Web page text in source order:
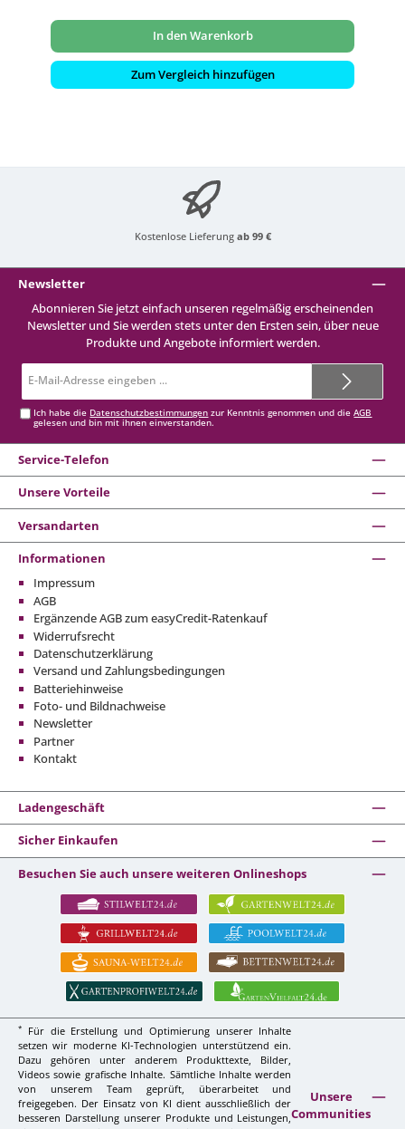
In den Warenkorb
Zum Vergleich hinzufügen
Kostenlose Lieferung ab 99 €
Newsletter
Abonnieren Sie jetzt einfach unseren regelmäßig erscheinenden
Newsletter und Sie werden stets unter den Ersten sein, über neue
Produkte und Angebote informiert werden.
Mail-
Ich habe die Datenschutzbestimmungen zur Kenntnis genommen und dieAGB
gelesen und bin mit ihnen einverstanden.
Service-Telefon
Unsere Vorteile
Versandarten
Informationen
Impressum
AGB
Ergänzende AGB zum easyCredit-Ratenkauf
Widerrufsrecht
Datenschutzerklärung
Versand und Zahlungsbedingungen
Batteriehinweise
Foto- und Bildnachweise
Newsletter
Partner
Kontakt
Ladengeschäft
Sicher Einkaufen
Besuchen Sie auch unsere weiteren Onlineshops
*
Für die Erstellung und Optimierung unserer Inhalte
setzen wir moderne KI-Technologien unterstützend ein.
Dazu gehören unter anderem Produkttexte, Bilder,
Videos sowie grafische Inhalte. Sämtliche Inhalte werden
von unserem Team geprüft, überarbeitet und
freigegeben. Der Einsatz von KI dient ausschließlich der
besseren Darstellung unserer Produkte und Leistungen,
Unsere
Communities